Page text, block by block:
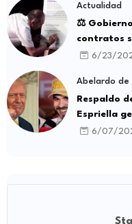
Actualidad
⚖️
contratos
6/23/
Abelardo de
Respaldo
Espriella
influencia
6/07/